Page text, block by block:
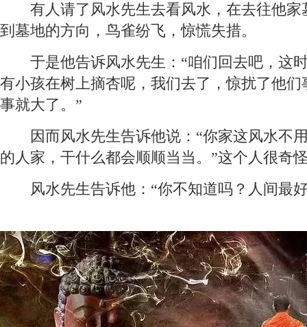
有人请了风水先生去看风水，在去往他家
到墓地的方向，鸟雀纷飞，惊慌失措。
于是他告诉风水先生：“咱们回去吧，这
有小孩在树上摘杏呢，我们去了，惊扰了他
事就大了。”
因而风水先生告诉他说：“你家这风水不
的人家，干什么都会顺顺当当。”这个人很奇
风水先生告诉他：“你不知道吗？人间最